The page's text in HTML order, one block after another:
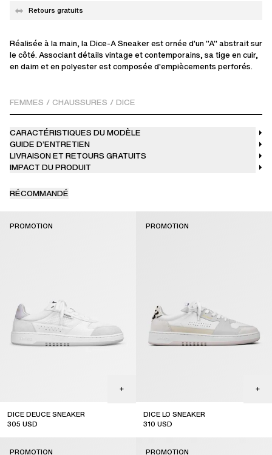
Retours gratuits
Réalisée à la main, la Dice-A Sneaker est ornée d'un "A" abstrait sur
le côté. Associant détails vintage et contemporains, sa tige en cuir,
en daim et en polyester est composée d'empiècements perforés.
FEMMES / CHAUSSURES / DICE
CARACTÉRISTIQUES DU MODÈLE
GUIDE D’ENTRETIEN
LIVRAISON ET RETOURS GRATUITS
IMPACT DU PRODUIT
RÉCOMMANDÉ
DICE DEUCE SNEAKER
305 USD
PROMOTION
DICE LO SNEAKER
310 USD
PROMOTION
PROMOTION PROMOTION